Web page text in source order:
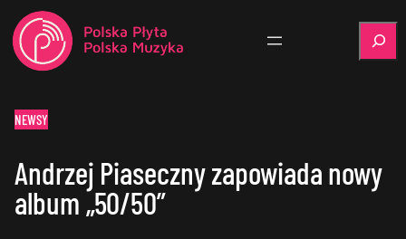
NEWSY
Andrzej Piaseczny zapowiada nowy
album „50/50”